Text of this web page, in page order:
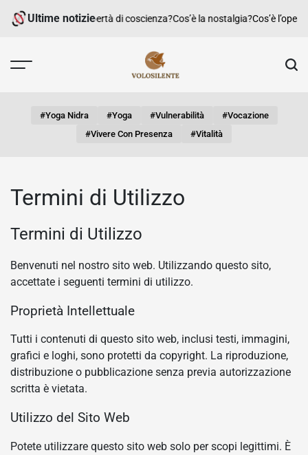
Skip
Ultime notizie
Cos’è la libertà di coscienza?Cos’è la nostalgia?Cos’è
#yoga Nidra #yoga #vulnerabilità
#vocazione
#vivere Con Presenza
#vitalità
Termini di Utilizzo
Termini di Utilizzo
Benvenuti nel nostro sito web. Utilizzando questo sito,
accettate i seguenti termini di utilizzo.
Proprietà Intellettuale
Tutti i contenuti di questo sito web, inclusi testi, immagini,
grafici e loghi, sono protetti da copyright. La riproduzione,
distribuzione o pubblicazione senza previa autorizzazione
scritta è vietata.
Utilizzo del Sito Web
Potete utilizzare questo sito web solo per scopi legittimi. È